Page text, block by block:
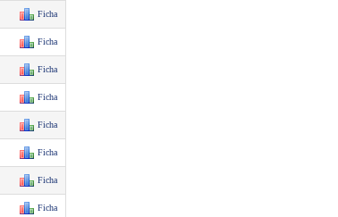
Ficha
Ficha
Ficha
Ficha
Ficha
Ficha
Ficha
Ficha